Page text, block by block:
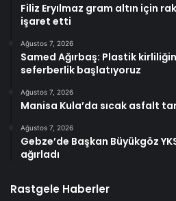
Filiz Eryılmaz gram altın için
işaret etti
Ağustos 7, 2026
Samed Ağırbaş: Plastik
seferberlik başlatıyoruz
Ağustos 7, 2026
Manisa Kula’da sıcak asfalt
Ağustos 7, 2026
Gebze’de Başkan Büyükgöz
ağırladı
Rastgele Haberler